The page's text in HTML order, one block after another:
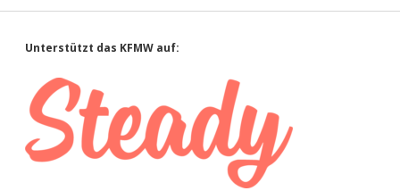
Sidebar
Unterstützt das KFMW auf: